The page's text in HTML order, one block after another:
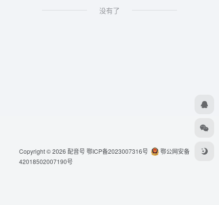
没有了
Copyright © 2026 配音号鄂ICP备2023007316号
鄂公网安备
42018502007190号